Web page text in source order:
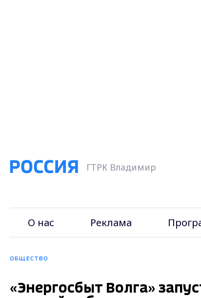
ГТРК Владимир
О нас Реклама
ОБЩЕСТВО
«Энергосбыт Волга»